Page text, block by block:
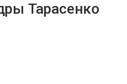
Тарасенко